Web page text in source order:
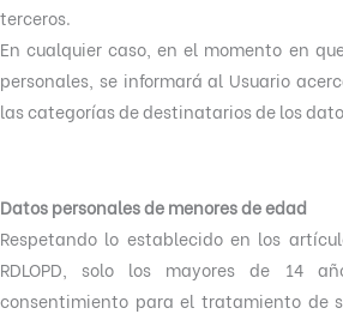
terceros.
En cualquier caso, en el momento en
personales, se informará al Usuario
las categorías de destinatarios de los
Datos personales de menores de edad
Respetando lo establecido en los
RDLOPD, solo los mayores de 14
consentimiento para el tratamiento de